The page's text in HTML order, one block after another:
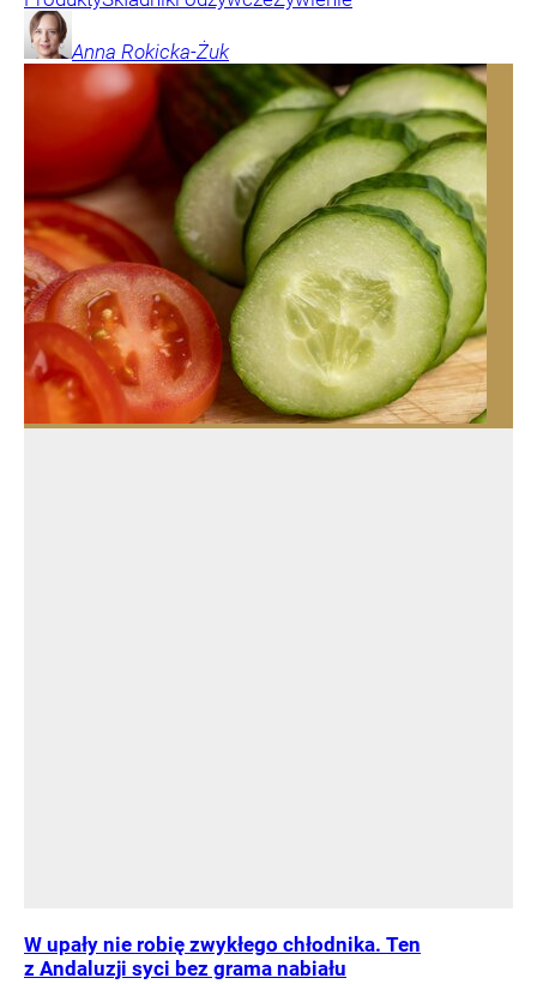
Anna Rokicka-Żuk
W upały nie robię zwykłego chłodnika. Ten
z Andaluzji syci bez grama nabiału